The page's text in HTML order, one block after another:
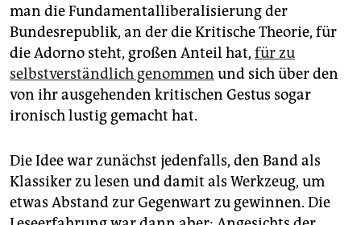
man die Fundamentalliberalisierung der
Bundesrepublik, an der die Kritische Theorie, für
die Adorno steht, großen Anteil hat, für zu
selbstverständlich genommen und sich über den
von ihr ausgehenden kritischen Gestus sogar
ironisch lustig gemacht hat.
Die Idee war zunächst jedenfalls, den Band als
Klassiker zu lesen und damit als Werkzeug, um
etwas Abstand zur Gegenwart zu gewinnen. Die